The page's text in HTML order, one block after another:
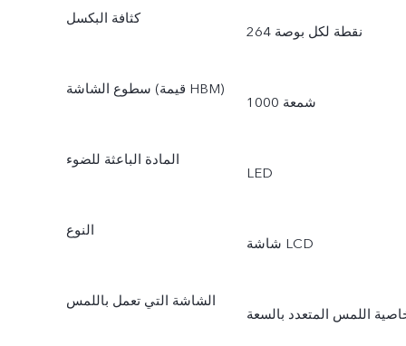
كثافة البكسل
264 نقطة لكل بوصة
سطوع الشاشة (قيمة HBM)
1000 شمعة
المادة الباعثة للضوء
LED
النوع
شاشة LCD
الشاشة التي تعمل باللمس
اللمس المتعدد بالسعة